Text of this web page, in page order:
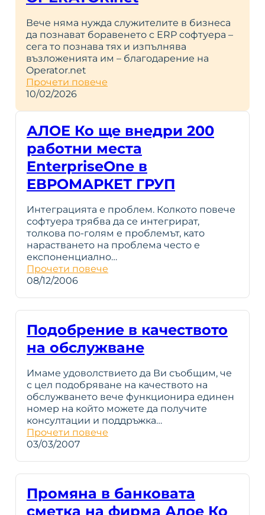
Вече няма нужда служителите в бизнеса
да познават боравенето с ERP софтуера –
сега то познава тях и изпълнява
възложенията им – благодарение на
Operator.net
Прочети повече
10/02/2026
АЛОЕ Ко ще внедри 200
работни места
EnterpriseOne в
ЕВРОМАРКЕТ ГРУП
Интеграцията е проблем. Колкото повече
софтуера трябва да се интегрират,
толкова по-голям е проблемът, като
нарастването на проблема често е
експоненциално…
Прочети повече
08/12/2006
Подобрение в качеството
на обслужване
Имаме удоволствието да Ви съобщим, че
с цел подобряване на качеството на
обслужването вече функционира единен
номер на който можете да получите
консултации и поддръжка…
Прочети повече
03/03/2007
Промяна в банковата
сметка на фирма Алое Ко